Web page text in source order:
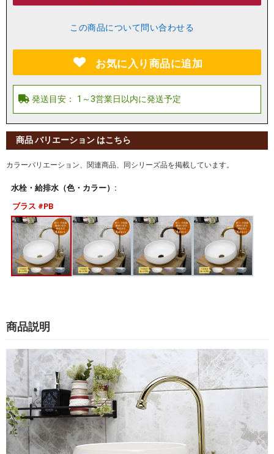
この商品について問い合わせる
お気に入り商品に追加
商品 バリエーション はこちら
カラーバリエーション、関連商品、同シリーズ品を掲載しています。
水栓・給排水（色・カラー）:
ブラス #PB
商品説明